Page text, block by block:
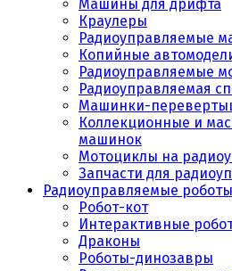
Машины для дрифта
Краулеры
Радиоуправляемые
Копийные
Радиоуправляемые
Радиоуправляемая
Машинки-
Коллекционные и
машинок
Мотоциклы на
Запчасти для
Радиоуправляемые роботы
Робот-кот
Интерактивные
Драконы
Роботы-динозавры